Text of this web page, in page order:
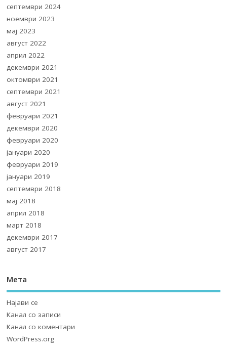
септември 2024
ноември 2023
мај 2023
август 2022
април 2022
декември 2021
октомври 2021
септември 2021
август 2021
февруари 2021
декември 2020
февруари 2020
јануари 2020
февруари 2019
јануари 2019
септември 2018
мај 2018
април 2018
март 2018
декември 2017
август 2017
Мета
Најави се
Канал со записи
Канал со коментари
WordPress.org